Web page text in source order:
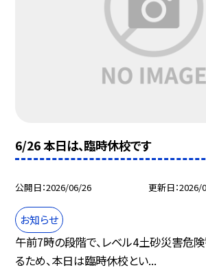
6/26 本日は、臨時休校です
公開日 2026/06/26 更新日 2026/
お知らせ
午前7時の段階で、レベル4土砂災害危
るため、本日は臨時休校とい...